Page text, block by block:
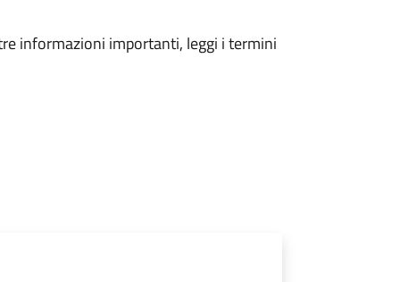
informazioni importanti, leggi i termini